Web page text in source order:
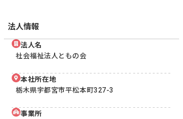
法人情報
法人名
社会福祉法人ともの会
本社所在地
栃木県宇都宮市平松本町327-3
事業所